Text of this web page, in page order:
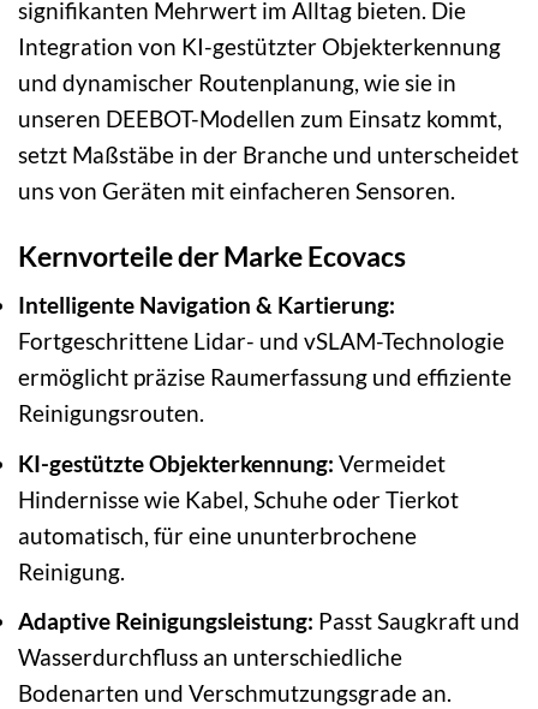
signifikanten Mehrwert im Alltag bieten. Die
Integration von KI-gestützter Objekterkennung
und dynamischer Routenplanung, wie sie in
unseren DEEBOT-Modellen zum Einsatz kommt,
setzt Maßstäbe in der Branche und unterscheidet
uns von Geräten mit einfacheren Sensoren.
Kernvorteile der Marke Ecovacs
Intelligente Navigation & Kartierung:
Fortgeschrittene Lidar- und vSLAM-Technologie
ermöglicht präzise Raumerfassung und effiziente
Reinigungsrouten.
KI-gestützte Objekterkennung: Vermeidet
Hindernisse wie Kabel, Schuhe oder Tierkot
automatisch, für eine ununterbrochene
Reinigung.
Adaptive Reinigungsleistung: Passt Saugkraft und
Wasserdurchfluss an unterschiedliche
Bodenarten und Verschmutzungsgrade an.